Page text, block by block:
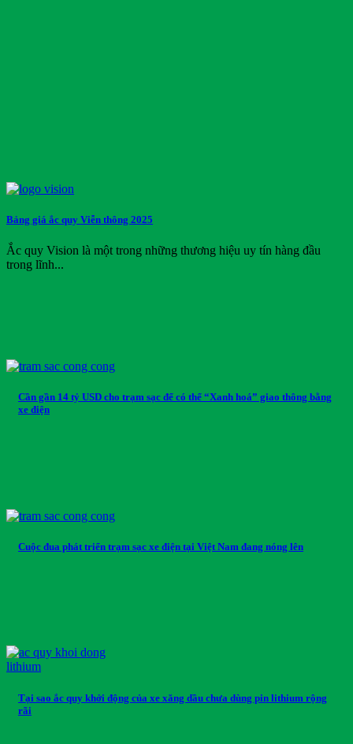
Bảng giá ắc quy Viễn thông 2025
Ắc quy Vision là một trong những thương hiệu uy tín hàng đầu
trong lĩnh...
Cần gần 14 tỷ USD cho trạm sạc để có thể “Xanh hoá” giao thông bằng
xe điện
Cuộc đua phát triển trạm sạc xe điện tại Việt Nam đang nóng lên
Tại sao ắc quy khởi động của xe xăng dầu chưa dùng pin lithium rộng
rãi